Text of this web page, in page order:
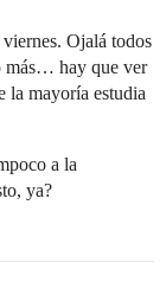
Ojalá todos
más… hay que ver
mayoría estudia
a la
ya?